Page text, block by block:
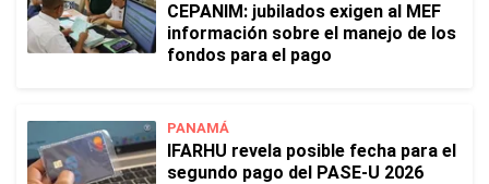
CEPANIM: jubilados exigen al MEF
información sobre el manejo de los
fondos para el pago
PANAMÁ
IFARHU revela posible fecha para el
segundo pago del PASE-U 2026